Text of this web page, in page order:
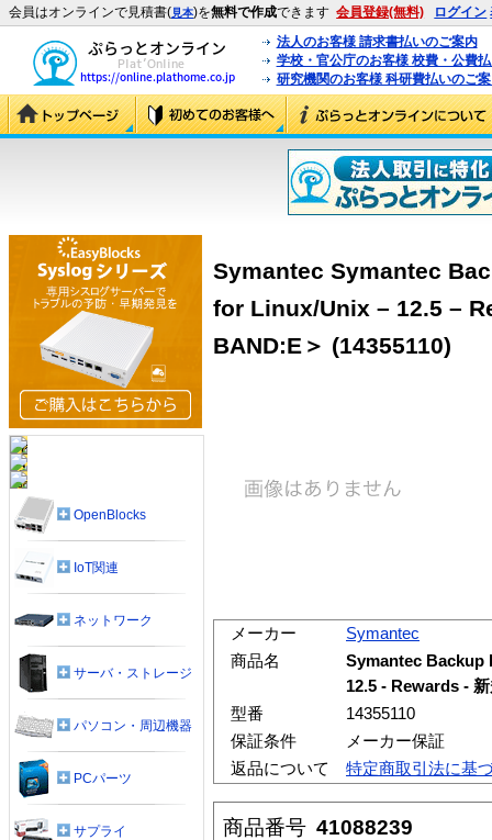
会員はオンラインで見積書(見本)を無料で作成できます 会員登録(無料) ログイン
法人のお客様 請求書払いのご案内
学校・官公庁のお客様 校費・公費
研究機関のお客様 科研費払いのご
Symantec Symantec
for Linux/Unix – 12.5 –
BAND:E＞ (14355110)
メーカー
Symantec
商品名
Symantec Backup
12.5 - Rewards -
型番
14355110
保証条件
メーカー保証
返品について
特定商取引法に基
商品番号 41088239
OpenBlocks
IoT関連
ネットワーク
サーバ・ストレージ
パソコン・周辺機器
PCパーツ
サプライ